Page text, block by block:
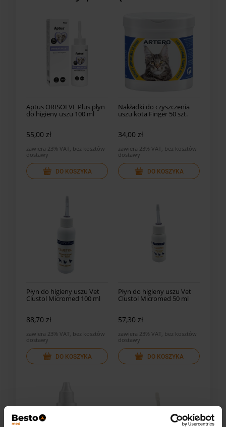
Aptus ORISOLVE Plus płyn
do higieny uszu 100 ml
55,00 zł
zawiera 23% VAT, bez kosztów
dostawy
DO KOSZYKA
Nakładki do czyszczenia
uszu kota Finger 50 szt.
34,00 zł
zawiera 23% VAT, bez kosztów
dostawy
DO KOSZYKA
Płyn do higieny uszu Vet
Clustol Micromed 100 ml
88,70 zł
zawiera 23% VAT, bez kosztów
dostawy
DO KOSZYKA
Płyn do higieny uszu Vet
Clustol Micromed 50 ml
57,30 zł
zawiera 23% VAT, bez kosztów
dostawy
DO KOSZYKA